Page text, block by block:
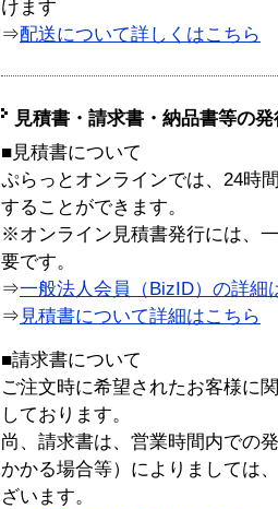
けます
⇒配送について詳しくはこちら
見積書・請求書・納品書等の
■見積書について
ぷらっとオンラインでは、24時
することができます。
※オンライン見積書発行には、
要です。
⇒一般法人会員（BizID）の詳細
⇒ 見積書について詳細はこちら
■請求書について
ご注文時に希望されたお客様に
しております。
尚、請求書は、営業時間内での
かかる場合等）によりましては
ざいます。